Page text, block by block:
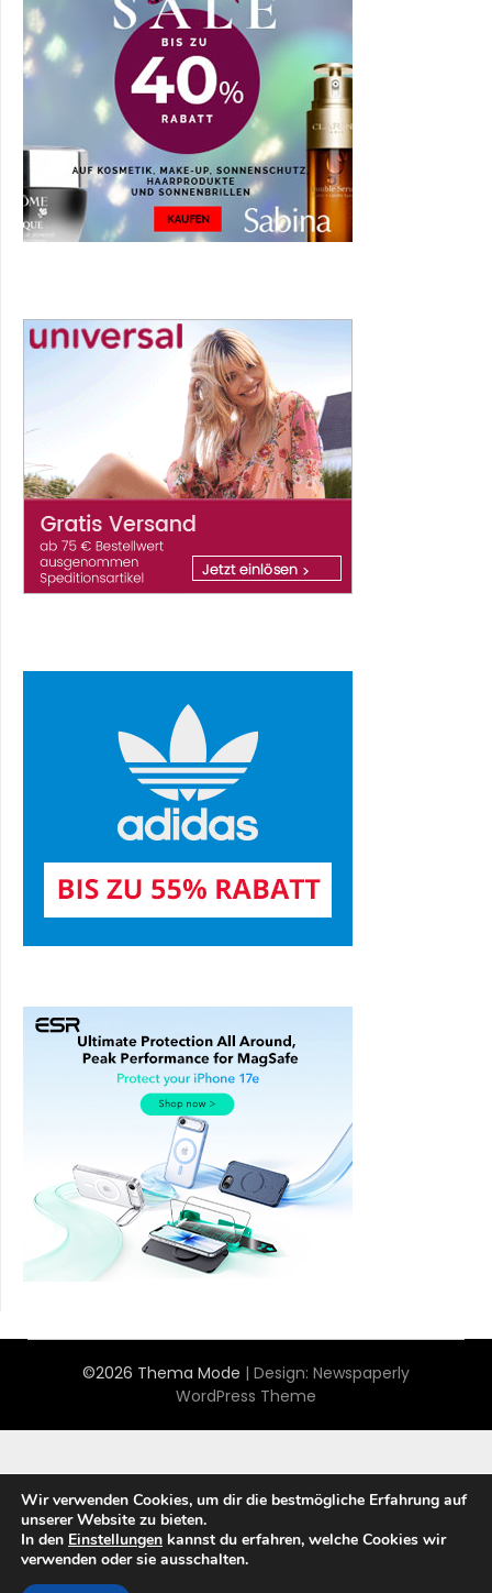
©2026 Thema Mode | Design: Newspaperly
WordPress Theme
Wir verwenden Cookies, um dir die bestmögliche Erfahrung auf
unserer Website zu bieten.
In den Einstellungen kannst du erfahren, welche Cookies wir
verwenden oder sie ausschalten.